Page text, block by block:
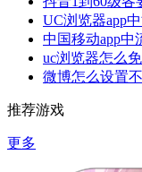
UC浏览器app
中国移动app中
uc浏览器怎么
微博怎么设置
推荐游戏
更多